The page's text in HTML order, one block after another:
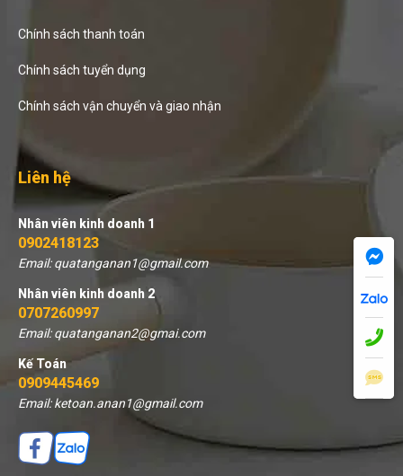
Chính sách thanh toán
Chính sách tuyển dụng
Chính sách vận chuyển và giao nhận
Liên hệ
Nhân viên kinh doanh 1
0902418123
Email: quatanganan1@gmail.com
Nhân viên kinh doanh 2
0707260997
Email: quatanganan2@gmai.com
Kế Toán
0909445469
Email: ketoan.anan1@gmail.com